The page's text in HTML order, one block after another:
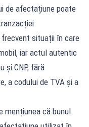
de afectațiune poate
situații în care
iar actul autentic
și CNP, fără
a codului de TVA și a
mențiunea că bunul